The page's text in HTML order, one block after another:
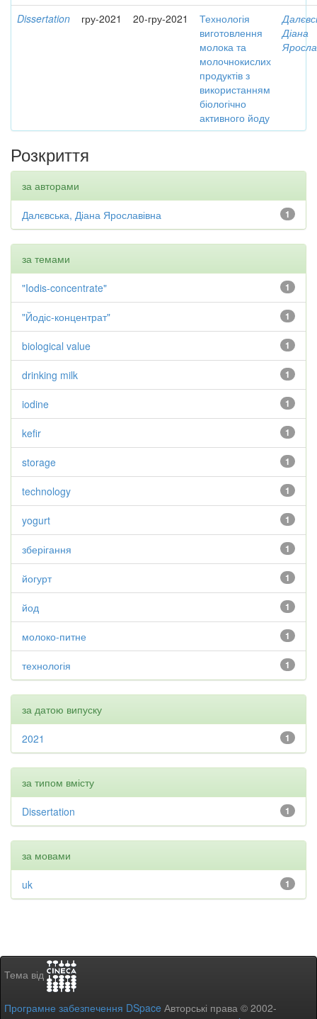
Dissertation гру-2021 20-гру-2021
Технологія
виготовлення
молока та
молочнокислих
продуктів з
використанням
біологічно
активного йоду
Діана
Розкриття
за авторами
1
Далєвська, Діана Ярославівна
за темами
1
"Iodis-concentrate"
1
"Йодіс-концентрат"
1
biological value
1
drinking milk
1
iodine
1
kefir
1
storage
1
technology
1
yogurt
1
зберігання
1
йогурт
1
йод
1
молоко-питне
1
технологія
за датою випуску
1
2021
за типом вмісту
1
Dissertation
за мовами
1
uk
Тема від
Програмне забезпечення DSpace Авторські права © 2002-